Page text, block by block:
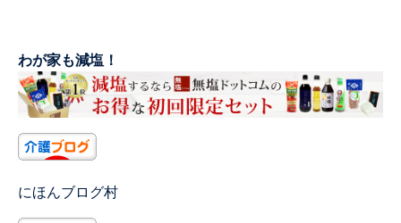
わが家も減塩！
にほんブログ村